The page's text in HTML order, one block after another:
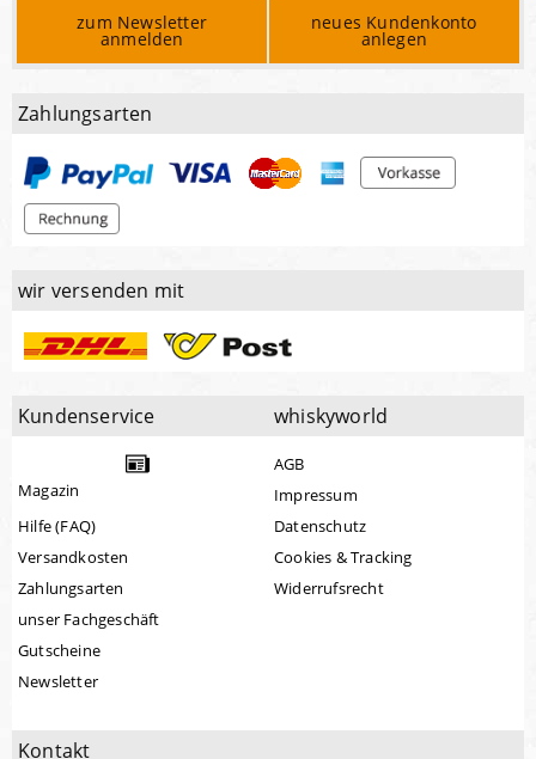
zum Newsletter
anmelden
neues Kundenkonto
anlegen
Zahlungsarten
wir versenden mit
Kundenservice
Magazin
Hilfe (FAQ)
Versandkosten
Zahlungsarten
unser Fachgeschäft
Gutscheine
Newsletter
whiskyworld
AGB
Impressum
Datenschutz
Cookies & Tracking
Widerrufsrecht
Kontakt